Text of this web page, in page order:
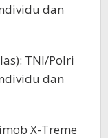
dan
TNI/Polri
dan
X-Treme